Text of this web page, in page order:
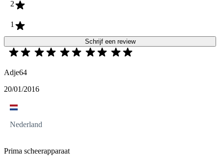
2
1
Schrijf een review
Adje64
20/01/2016
Nederland
Prima scheerapparaat